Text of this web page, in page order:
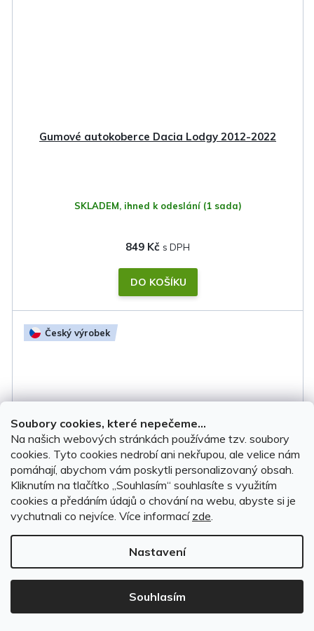
Soubory cookies, které nepečeme...
Na našich webových stránkách používáme tzv. soubory
cookies. Tyto cookies nedrobí ani nekřupou, ale velice nám
pomáhají, abychom vám poskytli personalizovaný obsah.
Kliknutím na tlačítko ,,Souhlasím“ souhlasíte s využitím
cookies a předáním údajů o chování na webu, abyste si je
vychutnali co nejvíce. Více informací zde.
Nastavení
Souhlasím
Gumové autokoberce Dacia Lodgy 2012-2022
SKLADEM, ihned k odeslání (1 sada)
849 Kč
DO KOŠÍKU
Český výrobek
Gumové autokoberce Dacia Logan II (MCV) 2013-
2020